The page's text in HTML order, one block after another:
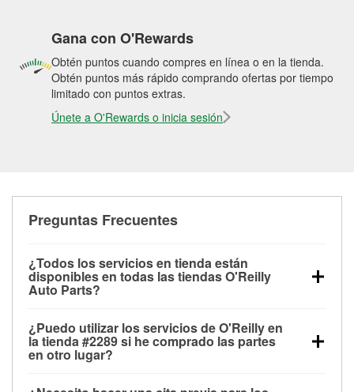
Gana con O'Rewards
Obtén puntos cuando compres en línea o en la tienda.
Obtén puntos más rápido comprando ofertas por tiempo
limitado con puntos extras.
Únete a O'Rewards o inicia sesión
Preguntas Frecuentes
¿Todos los servicios en tienda están
disponibles en todas las tiendas O'Reilly
Auto Parts?
las pruebas de batería, pruebas de alternador y
motor de arranque, revisión de la luz “Check Engine”
con O'Reilly VeriScan® e instalación de
limpiaparabrisas o bombillas, están disponibles en
¿Puedo utilizar los servicios de O'Reilly en
la tienda #2289 si he comprado las partes
en otro lugar?